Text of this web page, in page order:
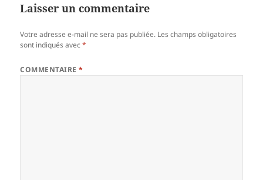
Laisser un commentaire
Votre adresse e-mail ne sera pas publiée. Les champs obligatoires
sont indiqués avec*
COMMENTAIRE*